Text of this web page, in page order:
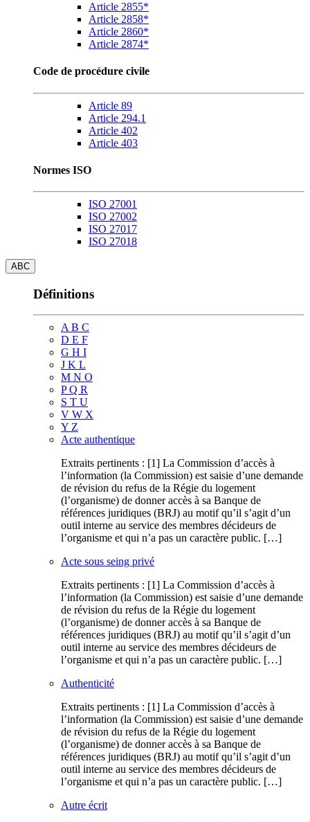
Article 2855*
Article 2858*
Article 2860*
Article 2874*
Code de procédure civile
Article 89
Article 294.1
Article 402
Article 403
Normes ISO
ISO 27001
ISO 27002
ISO 27017
ISO 27018
ABC
Définitions
A B C
D E F
G H I
J K L
M N O
P Q R
S T U
V W X
Y Z
Acte authentique
Extraits pertinents : [1] La Commission d’accès à
l’information (la Commission) est saisie d’une demande
de révision du refus de la Régie du logement
(l’organisme) de donner accès à sa Banque de
références juridiques (BRJ) au motif qu’il s’agit d’un
outil interne au service des membres décideurs de
l’organisme et qui n’a pas un caractère public. […]
Acte sous seing privé
Extraits pertinents : [1] La Commission d’accès à
l’information (la Commission) est saisie d’une demande
de révision du refus de la Régie du logement
(l’organisme) de donner accès à sa Banque de
références juridiques (BRJ) au motif qu’il s’agit d’un
outil interne au service des membres décideurs de
l’organisme et qui n’a pas un caractère public. […]
Authenticité
Extraits pertinents : [1] La Commission d’accès à
l’information (la Commission) est saisie d’une demande
de révision du refus de la Régie du logement
(l’organisme) de donner accès à sa Banque de
références juridiques (BRJ) au motif qu’il s’agit d’un
outil interne au service des membres décideurs de
l’organisme et qui n’a pas un caractère public. […]
Autre écrit